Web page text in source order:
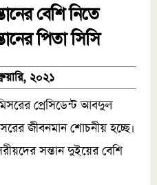
বেশি নিতে
পিতা সিসি
২০২১
প্রেসিডেন্ট আবদুল
জীবনমান শোচনীয় হচ্ছে।
সন্তান দুইয়ের বেশি